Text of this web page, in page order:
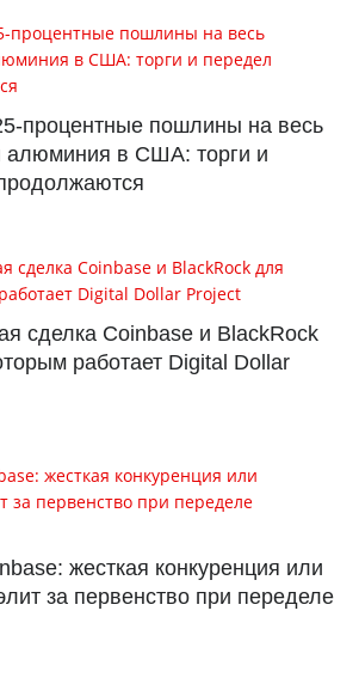
процентные пошлины на весь
алюминия в США: торги и
сделка Coinbase и BlackRock
работает Digital Dollar
жесткая конкуренция или
за первенство при переделе